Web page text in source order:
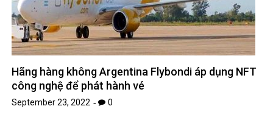
Hãng hàng không Argentina Flybondi áp dụng NFT
công nghệ để phát hành vé
September 23, 2022 0